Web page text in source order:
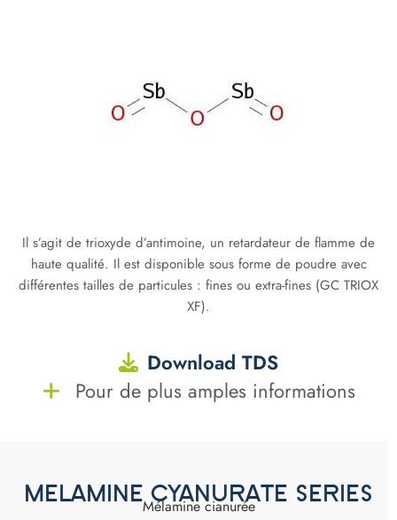
Il s’agit de trioxyde d’antimoine, un retardateur de flamme de
haute qualité. Il est disponible sous forme de poudre avec
différentes tailles de particules : fines ou extra-fines (GC TRIOX
XF).
Download TDS
Pour de plus amples informations
MELAMINE CYANURATE SERIES
Mélamine cianurée